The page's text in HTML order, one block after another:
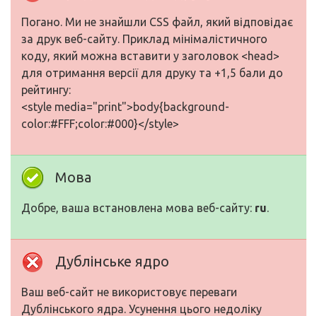
Погано. Ми не знайшли CSS файл, який відповідає
за друк веб-сайту. Приклад мінімалістичного
коду, який можна вставити у заголовок <head>
для отримання версії для друку та +1,5 бали до
рейтингу:
<style media="print">body{background-
color:#FFF;color:#000}</style>
Мова
Добре, ваша встановлена мова веб-сайту: ru.
Дублінське ядро
Ваш веб-сайт не використовує переваги
Дублінського ядра. Усунення цього недоліку